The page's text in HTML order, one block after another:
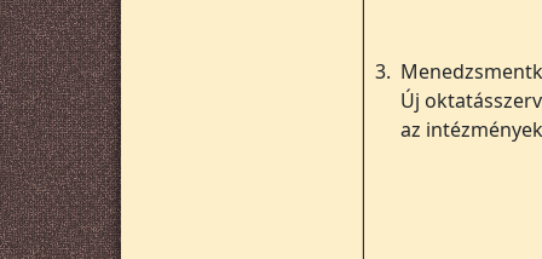
3.
Új
az